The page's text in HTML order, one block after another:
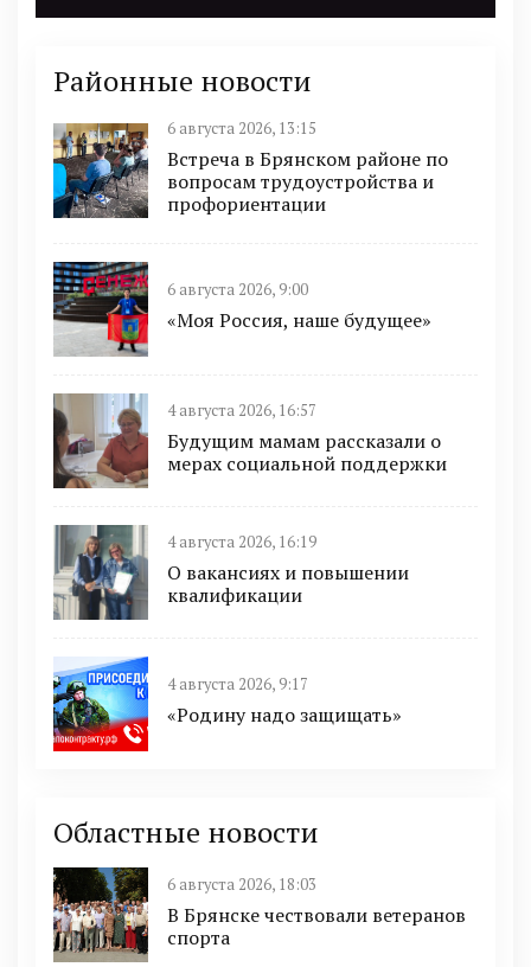
Районные новости
6 августа 2026, 13:15
Встреча в Брянском районе по
вопросам трудоустройства и
профориентации
6 августа 2026, 9:00
«Моя Россия, наше будущее»
4 августа 2026, 16:57
Будущим мамам рассказали о
мерах социальной поддержки
4 августа 2026, 16:19
О вакансиях и повышении
квалификации
4 августа 2026, 9:17
«Родину надо защищать»
Областные новости
6 августа 2026, 18:03
В Брянске чествовали ветеранов
спорта